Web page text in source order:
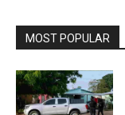
MOST POPULAR